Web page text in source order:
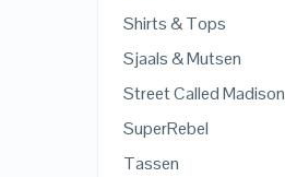
Shirts & Tops
Sjaals & Mutsen
Street Called Madison
SuperRebel
Tassen